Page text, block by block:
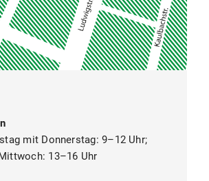
mit Donnerstag: 9–12 Uhr;
13–16 Uhr